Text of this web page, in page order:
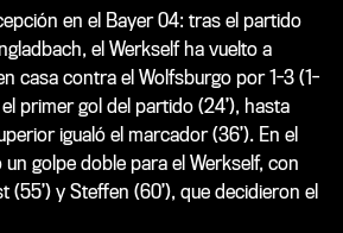
en el Bayer 04: tras el partido
el Werkself ha vuelto a
casa contra el Wolfsburgo por 1-3 (1-
primer gol del partido (24’), hasta
igualó el marcador (36’). En el
golpe doble para el Werkself, con
(55’) y Steffen (60’), que decidieron el